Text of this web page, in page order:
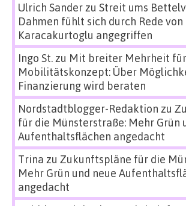
Ulrich Sanderzu Streit ums
Dahmen fühlt sich durch Rede von
Karacakurtoglu angegriffen
Ingo St.zu Mit breiter Mehrheit
Mobilitätskonzept: Über
Finanzierung wird beraten
Nordstadtblogger-Redaktion zu
für die Münsterstraße: Mehr Grün
Aufenthaltsflächen angedacht
Trina zu Zukunftspläne für die
Mehr Grün und neue
angedacht